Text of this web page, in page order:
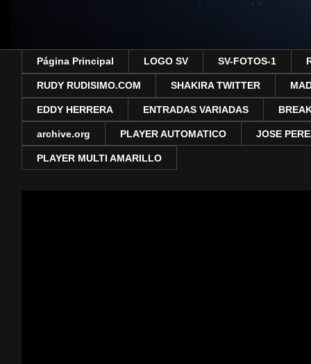
Página Principal LOGO SV SV-FOTOS-1
RUDY RUDISIMO.COM SHAKIRA TWITTER
EDDY HERRERA ENTRADAS VARIADAS
archive.org PLAYER AUTOMATICO JOSE
PLAYER MULTI AMARILLO